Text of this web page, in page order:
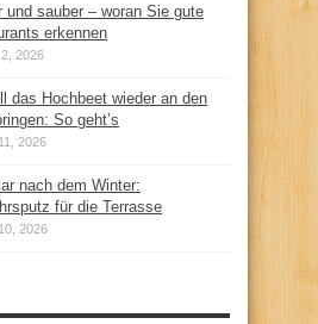
und sauber – woran Sie gute
erkennen
2026
das Hochbeet wieder an den
So geht’s
2026
nach dem Winter:
für die Terrasse
2026